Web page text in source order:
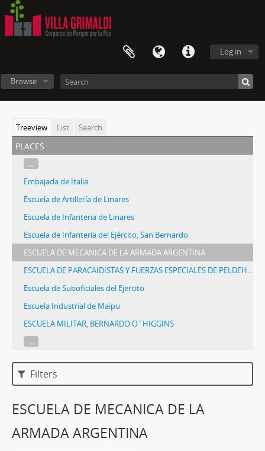
Log in
Browse
Treeview List Search
places
...
Embajada de Italia
Escuela de Artillería de Linares
Escuela de Infanteria de Linares
Escuela de Infantería del Ejército, San Bernardo
ESCUELA DE MECANICA DE LA ARMADA ARGENTINA
ESCUELA DE PARACAIDISTAS Y FUERZAS ESPECIALES DE PELDEHUE
Escuela de Suboficiales del Ejercito
Escuela Industrial de Maipu
ESCUELA MILITAR, BERNARDO O´HIGGINS
...
Filters
ESCUELA DE MECANICA DE LA
ARMADA ARGENTINA